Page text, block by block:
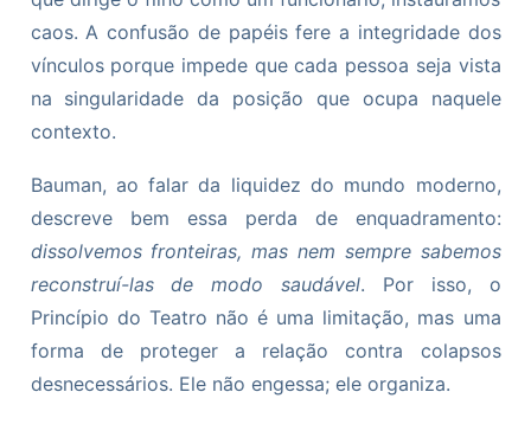
caos. A confusão de papéis fere a integridade dos
vínculos porque impede que cada pessoa seja vista
na singularidade da posição que ocupa naquele
contexto.
Bauman, ao falar da liquidez do mundo moderno,
descreve bem essa perda de enquadramento:
dissolvemos fronteiras, mas nem sempre sabemos
reconstruí-las de modo saudável. Por isso, o
Princípio do Teatro não é uma limitação, mas uma
forma de proteger a relação contra colapsos
desnecessários. Ele não engessa; ele organiza.